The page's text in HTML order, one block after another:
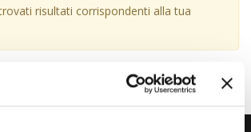
risultati corrispondenti alla tua